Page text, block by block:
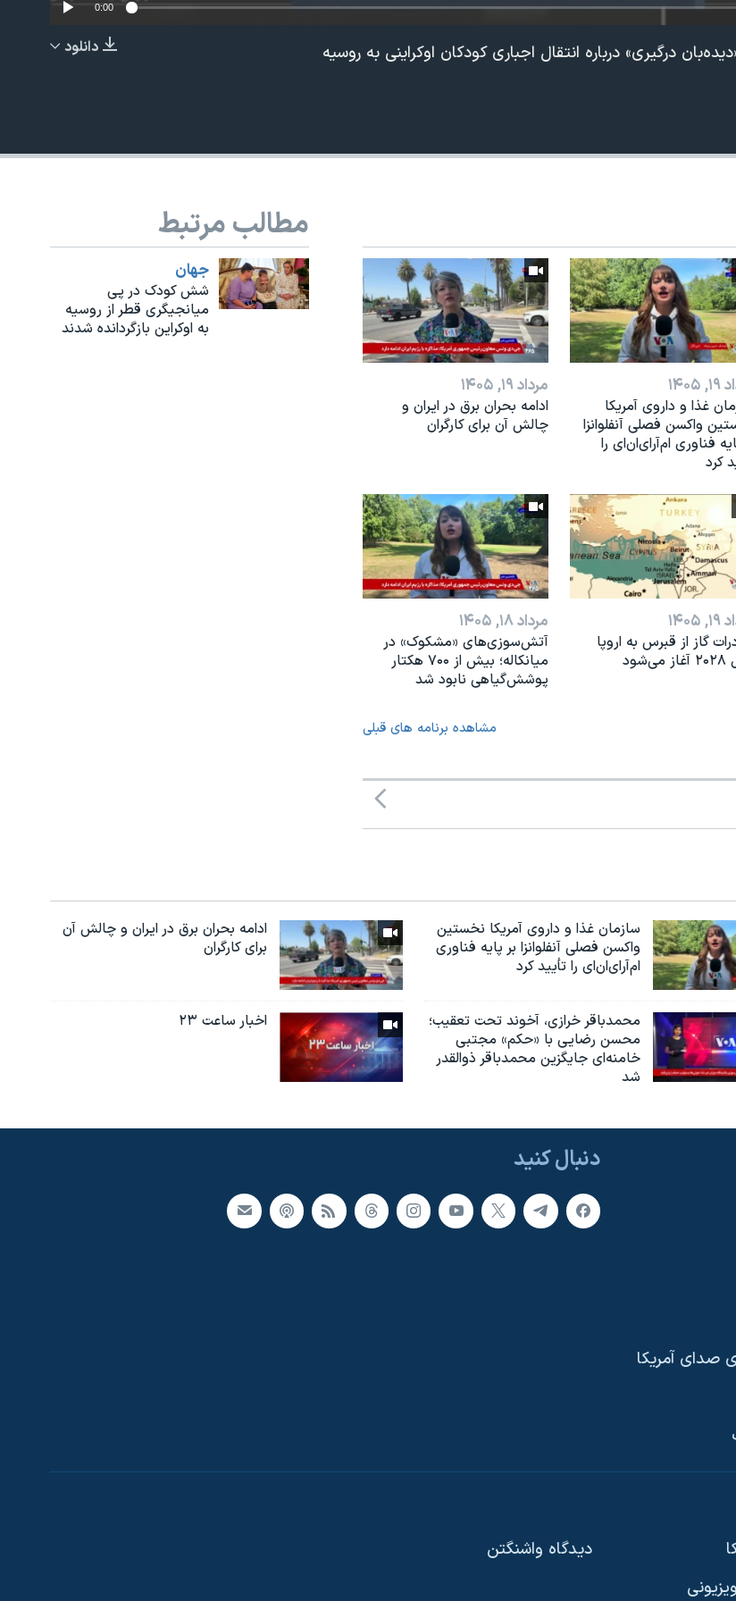
EMBED
0:00
دانلود درگیری» درباره انتقال اجباری کودکان اوکراینی به روسیه
مطالب مرتبط
جهان
شش کودک در پی
میانجیگری قطر از روسیه
به اوکراین بازگردانده شدند
غذا و داروی آمریکا
واکسن فصلی آنفلوانزا
فناوری ام‌آر‌ای‌ان‌ای را
کرد
مرداد ۱۹, ۱۴۰۵
ادامه بحران برق در ایران و
چالش آن برای کارگران
گاز از قبرس به اروپا
مرداد ۱۸, ۱۴۰۵
آتش‌سوزی‌های «مشکوک» در
میانکاله؛ بیش از ۷۰۰ هکتار
پوشش‌گیاهی نابود شد
مشاهده برنامه های قبلی
سازمان غذا و داروی آمریکا نخستین
واکسن فصلی آنفلوانزا بر پایه فناوری
ام‌آر‌ای‌ان‌ای را تأیید کرد
ادامه بحران برق در ایران و چالش آن
برای کارگران
محمدباقر خرازی، آخوند تحت تعقیب؛
محسن رضایی با «حکم» مجتبی
خامنه‌ای جایگزین محمدباقر ذوالقدر
شد
اخبار ساعت ۲۳
دنبال کنید
صدای آمریکا
دیدگاه‌ واشنگتن